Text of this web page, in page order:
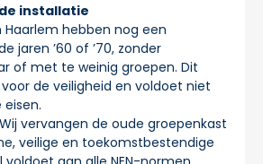
installatie
Haarlem hebben nog een
jaren ’60 of ’70, zonder
of met te weinig groepen. Dit
de veiligheid en voldoet niet
Wij vervangen de oude groepenkast
veilige en toekomstbestendige